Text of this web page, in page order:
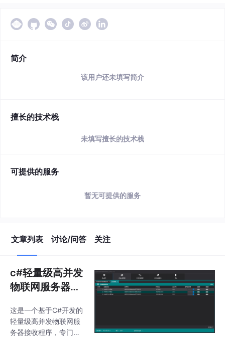
简介
该用户还未填写简介
擅长的技术栈
未填写擅长的技术栈
可提供的服务
暂无可提供的服务
文章列表 讨论/问答 关注
c#轻量级高并发
物联网服务器接
仅是接收硬件数
据程序，没有w
这是一个基于C#开发的
轻量级高并发物联网服
务器接收程序，专门用